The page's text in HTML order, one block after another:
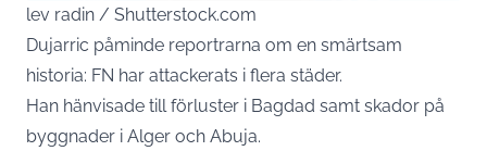
lev radin / Shutterstock.com
Dujarric påminde reportrarna om en smärtsam
historia: FN har attackerats i flera städer.
Han hänvisade till förluster i Bagdad samt skador på
byggnader i Alger och Abuja.